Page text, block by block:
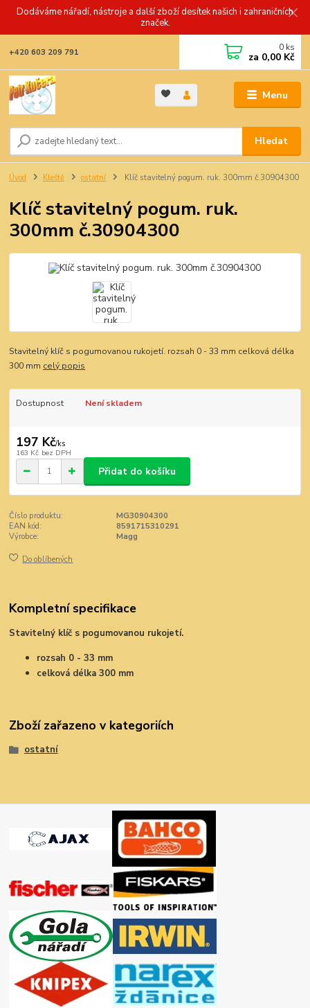
Dodáváme nářadí, nástroje a další zboží desítek našich i zahraničních
značek.
Menu
Hledat
+420 603 209 791 0 ks
za 0,00 Kč
Úvod Kleště ostatní Klíč stavitelný pogum. ruk. 300mm č.30904300
Klíč stavitelný pogum. ruk.
300mm č.30904300
Stavitelný klíč s pogumovanou rukojetí. rozsah 0 - 33 mm celková délka
300 mm celý popis
Dostupnost Není skladem
197 Kč/ks
163 Kč bez DPH
Přidat do košíku
Číslo produktu:
MG30904300
EAN kód:
8591715310291
Výrobce:
Magg
Do oblíbených
Kompletní specifikace
Stavitelný klíč s pogumovanou rukojetí.
rozsah 0 - 33 mm
celková délka 300 mm
Zboží zařazeno v kategoriích
ostatní